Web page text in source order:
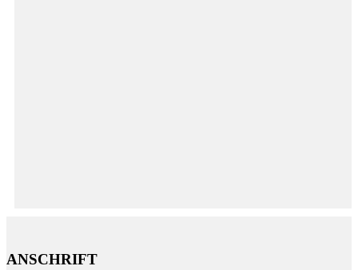
ANSCHRIFT